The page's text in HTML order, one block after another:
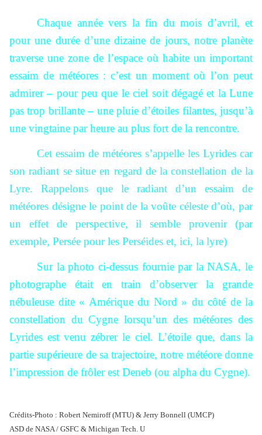
Chaque année vers la fin du mois d’avril, et
pour une durée d’une dizaine de jours, notre planète
traverse une zone de l’espace où habite un important
essaim de météores : c’est un moment où l’on peut
admirer – pour peu que le ciel soit dégagé et la Lune
pas trop brillante – une pluie d’étoiles filantes, jusqu’à
une vingtaine par heure au plus fort de la rencontre.
Cet essaim de météores s’appelle les Lyrides car
son radiant se situe en regard de la constellation de la
Lyre. Rappelons que le radiant d’un essaim de
météores désigne le point de la voûte céleste d’où, par
un effet de perspective, il semble provenir (par
exemple, Persée pour les Perséides et, ici, la lyre)
Sur la photo ci-dessus fournie par la NASA, le
photographe était en train d’observer la grande
nébuleuse dite « Amérique du Nord » du côté de la
constellation du Cygne lorsqu’un des météores des
Lyrides est venu zébrer le ciel. L’étoile que, dans la
partie supérieure de sa trajectoire, notre météore donne
l’impression de frôler est Deneb (ou alpha du Cygne).
Crédits-Photo : Robert Nemiroff (MTU) & Jerry Bonnell (UMCP)
ASD de NASA / GSFC & Michigan Tech. U